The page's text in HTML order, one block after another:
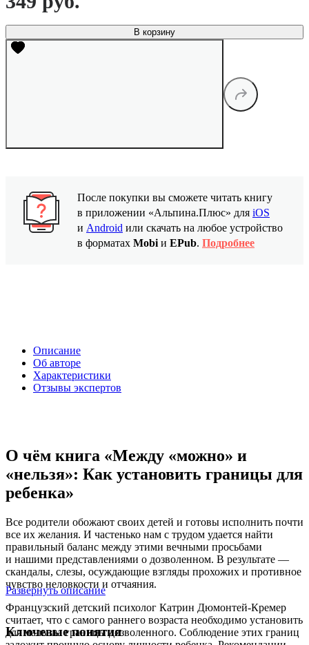
В корзину
После покупки вы сможете читать книгу
в приложении «Альпина.Плюс» для iOS
и Android или скачать на любое устройство
в форматах Mobi и EPub. Подробнее
Описание
Об авторе
Характеристики
Отзывы экспертов
О чём книга «Между «можно» и
«нельзя»: Как установить границы для
ребенка»
Все родители обожают своих детей и готовы исполнить почти
все их желания. И частенько нам с трудом удается найти
правильный баланс между этими вечными просьбами
и нашими представлениями о дозволенном. В результате —
скандалы, слезы, осуждающие взгляды прохожих и противное
чувство неловкости и отчаяния.
Французский детский психолог Катрин Дюмонтей-Кремер
считает, что с самого раннего возраста необходимо установить
для малыша границы дозволенного. Соблюдение этих границ
Развернуть описание
Ключевые понятия